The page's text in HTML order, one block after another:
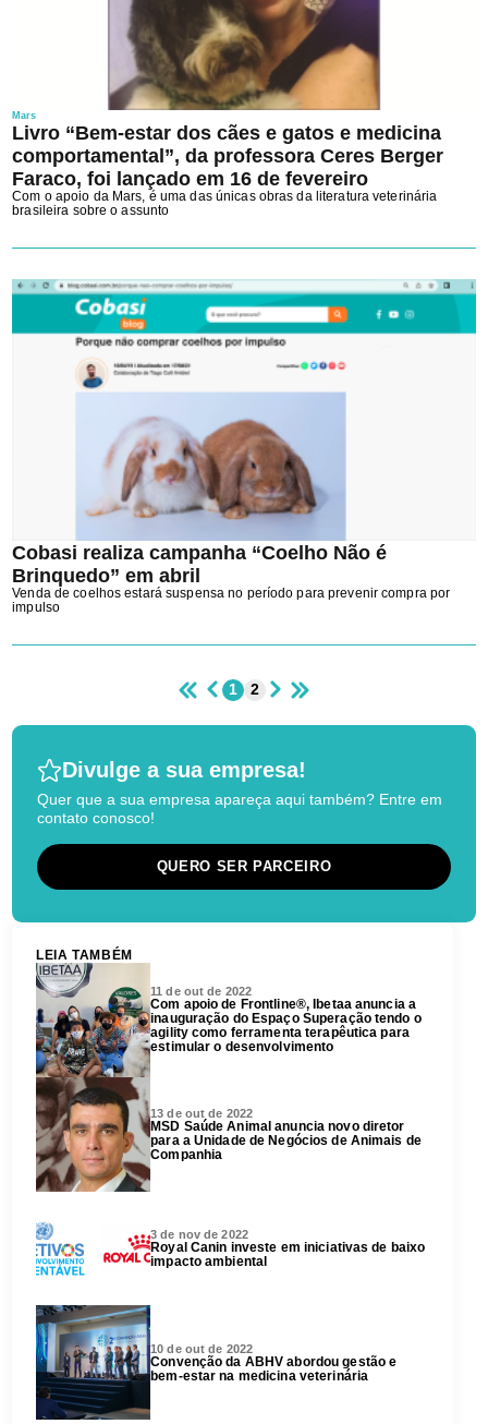
Mars
Livro “Bem-estar dos cães e gatos e medicina
comportamental”, da professora Ceres Berger
Faraco, foi lançado em 16 de fevereiro
Com o apoio da Mars, é uma das únicas obras da literatura veterinária
brasileira sobre o assunto
Cobasi realiza campanha “Coelho Não é
Brinquedo” em abril
Venda de coelhos estará suspensa no período para prevenir compra por
impulso
1 2
Divulge a sua empresa!
Quer que a sua empresa apareça aqui também? Entre em
contato conosco!
QUERO SER PARCEIRO
LEIA TAMBÉM
11 de out de 2022
Com apoio de Frontline®, Ibetaa anuncia a
inauguração do Espaço Superação tendo o
agility como ferramenta terapêutica para
estimular o desenvolvimento
13 de out de 2022
MSD Saúde Animal anuncia novo diretor
para a Unidade de Negócios de Animais de
Companhia
3 de nov de 2022
Royal Canin investe em iniciativas de baixo
impacto ambiental
10 de out de 2022
Convenção da ABHV abordou gestão e
bem-estar na medicina veterinária